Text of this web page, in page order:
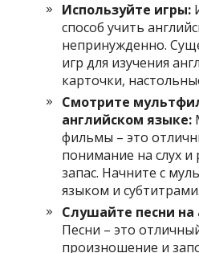
Используйте игры:
способ учить
непринужденно.
игр для изучения
карточки,
Смотрите
английском языке:
фильмы – это
понимание на слух
запас. Начните с
языком и субтитрами.
Слушайте песни на
Песни – это
произношение и